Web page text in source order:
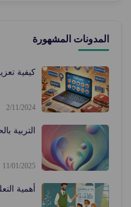
المدونات المشهورة
كيفية
2/11/2024
التربية
11/01/2025
أهمية